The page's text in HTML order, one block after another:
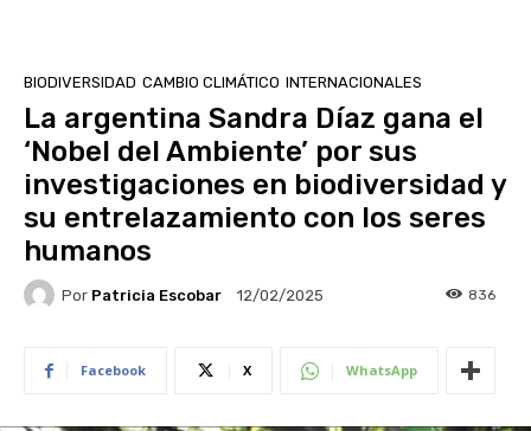
BIODIVERSIDAD CAMBIO CLIMÁTICO INTERNACIONALES
La argentina Sandra Díaz gana el
‘Nobel del Ambiente’ por sus
investigaciones en biodiversidad y
su entrelazamiento con los seres
humanos
Por Patricia Escobar 12/02/2025 836
Facebook X WhatsApp